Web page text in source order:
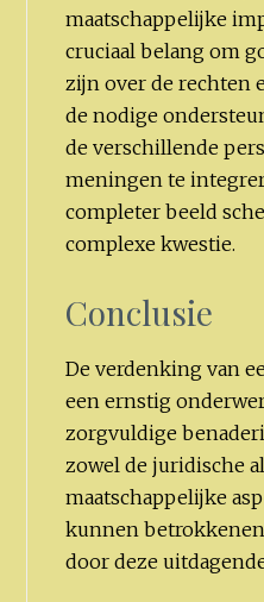
maatschappelijke
cruciaal belang om
zijn over de rechten
de nodige
de verschillende
meningen te
completer beeld
complexe kwestie.
Conclusie
De verdenking van
een ernstig
zorgvuldige
zowel de juridische
maatschappelijke
kunnen
door deze